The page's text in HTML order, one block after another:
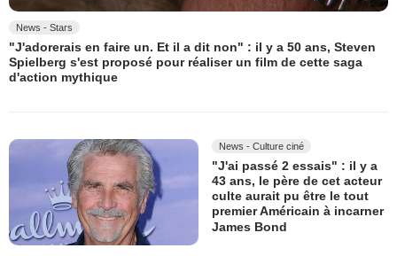
News - Stars
"J'adorerais en faire un. Et il a dit non" : il y a 50 ans, Steven
Spielberg s'est proposé pour réaliser un film de cette saga
d'action mythique
News - Culture ciné
"J'ai passé 2 essais" : il y a
43 ans, le père de cet acteur
culte aurait pu être le tout
premier Américain à incarner
James Bond